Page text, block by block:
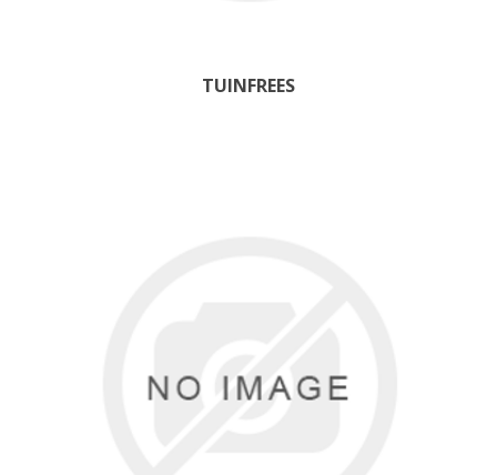
TUINFREES